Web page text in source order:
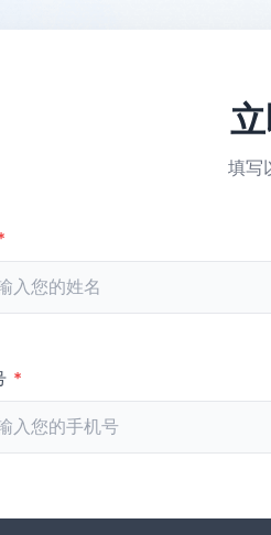
填写
*